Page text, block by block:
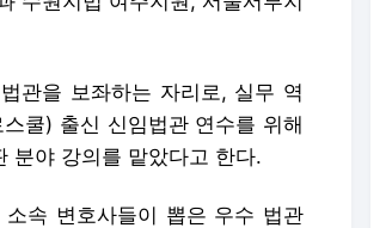
관을 보좌하는 자리로, 실무 역
쿨) 출신 신임법관 연수를 위해
분야 강의를 맡았다고 한다.
속 변호사들이 뽑은 우수 법관